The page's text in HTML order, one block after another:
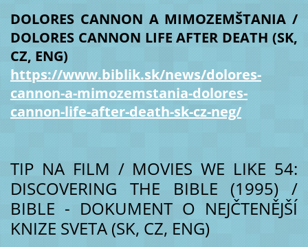
DOLORES CANNON A MIMOZEMŠTANIA /
DOLORES CANNON LIFE AFTER DEATH (SK,
CZ, ENG)
https://www.biblik.sk/news/dolores-
cannon-a-mimozemstania-dolores-
cannon-life-after-death-sk-cz-neg/
TIP NA FILM / MOVIES WE LIKE 54:
DISCOVERING THE BIBLE (1995) /
BIBLE - DOKUMENT O NEJČTENĚJŠÍ
KNIZE SVETA (SK, CZ, ENG)